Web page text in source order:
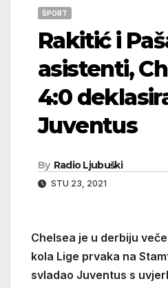
ŠPORT
Rakitić i
asistenti,
4:0
Juventus
By Radio Ljubuški
STU 23, 2021
Chelsea je u derbiju
kola Lige prvaka na
svladao Juventus s